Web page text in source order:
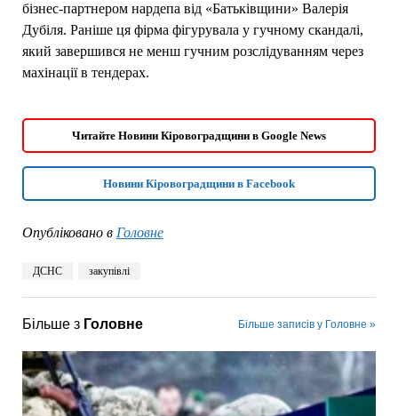
бізнес-партнером нардепа від «Батьківщини» Валерія
Дубіля. Раніше ця фірма фігурувала у гучному скандалі,
який завершився не менш гучним розслідуванням через
махінації в тендерах.
Читайте Новини Кіровоградщини в Google News
Новини Кіровоградщини в Facebook
Опубліковано в Головне
ДСНС закупівлі
Більше з Головне Більше записів у Головне »